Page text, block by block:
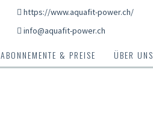
https://www.aquafit-power.ch/
info@aquafit-power.ch
ABONNEMENTE & PREISE ÜBER UNS